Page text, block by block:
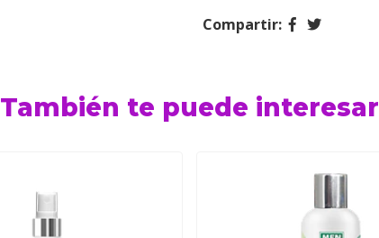
Compartir:
También te puede interesar